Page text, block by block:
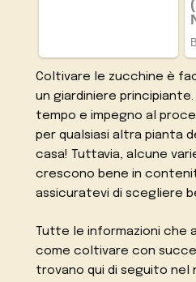
Coltivare le zucchine è
un giardiniere
tempo e impegno al
per qualsiasi altra pianta
casa! Tuttavia, alcune
crescono bene in
assicuratevi di scegliere
Tutte le informazioni che
come coltivare con
trovano qui di seguito